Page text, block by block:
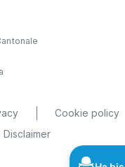
Cookie policy
Disclaimer